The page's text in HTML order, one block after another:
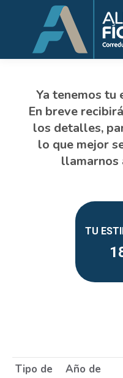
Tipo de
Año de